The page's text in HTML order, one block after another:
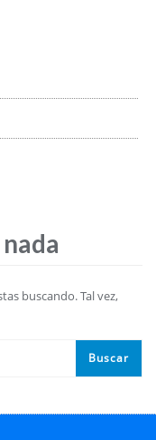
buscando. Tal vez,